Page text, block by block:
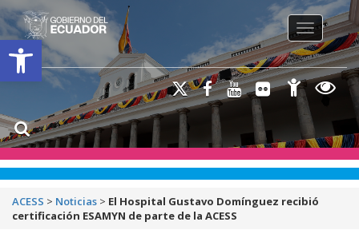
Open toolbar
Toggle
ACESS > Noticias > El Hospital Gustavo Domínguez recibió
certificación ESAMYN de parte de la ACESS